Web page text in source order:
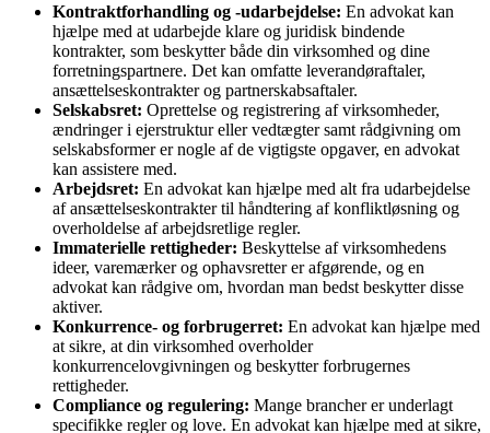
Kontraktforhandling og -udarbejdelse: En advokat kan
hjælpe med at udarbejde klare og juridisk bindende
kontrakter, som beskytter både din virksomhed og dine
forretningspartnere. Det kan omfatte leverandøraftaler,
ansættelseskontrakter og partnerskabsaftaler.
Selskabsret: Oprettelse og registrering af virksomheder,
ændringer i ejerstruktur eller vedtægter samt rådgivning om
selskabsformer er nogle af de vigtigste opgaver, en advokat
kan assistere med.
Arbejdsret: En advokat kan hjælpe med alt fra udarbejdelse
af ansættelseskontrakter til håndtering af konfliktløsning og
overholdelse af arbejdsretlige regler.
Immaterielle rettigheder: Beskyttelse af virksomhedens
ideer, varemærker og ophavsretter er afgørende, og en
advokat kan rådgive om, hvordan man bedst beskytter disse
aktiver.
Konkurrence- og forbrugerret: En advokat kan hjælpe med
at sikre, at din virksomhed overholder
konkurrencelovgivningen og beskytter forbrugernes
rettigheder.
Compliance og regulering: Mange brancher er underlagt
specifikke regler og love. En advokat kan hjælpe med at sikre,